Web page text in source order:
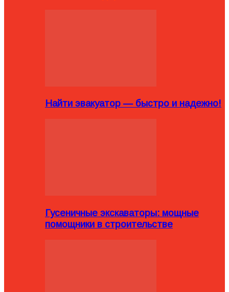
Найти эвакуатор — быстро и надежно!
Гусеничные экскаваторы: мощные
помощники в строительстве